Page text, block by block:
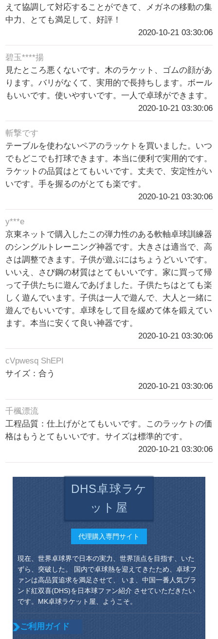
えて協調して対応することができて、メガネの移動の集
中力、とても満足して、好評！
2020-10-21 03:30:06
碧玉****揚
見たところ悪くないです。木のラケット、ゴムの顔があ
ります。バリがなくて、実用的で長持ちします。ボール
もいいです。使いやすいです。一人で卓球ができます。
2020-10-21 03:30:06
斬撃です
テーブルを使わないペアのラッケトを買いました。いつ
でもどこでも打球できます。本当に便利で実用的です。
ラケットの品質はとてもいいです。丈夫で、安定性がい
いです。手を握るのがとても楽です。
2020-10-21 03:30:06
y***e
京東ネットで購入したこの弾力性のある軟軸卓球訓練器
のシングルトレーニング神器です。大きさは適当で、高
さは調整できます。子供が遊ぶにはちょうどいいです。
いいえ、さび鋼の材質はとてもいいです。家に買って帰
って子供たちに遊んであげました。子供たちはとても楽
しく遊んでいます。子供は一人で遊んで、大人と一緒に
遊んでもいいです。卓球をして目を緩めて体を鍛えてい
ます。本当に安くて良い神器です。
2020-10-21 03:30:06
cVpwesq ShEPI
サイズ：合う
2020-10-21 03:30:06
千楓漂流
工程品質：仕上げがとてもいいです。このラッケトの価
格はもうとてもいいです。サイズは標準的です。
2020-10-21 03:30:06
DHS卓球ラケ
ット屋
代理購入専門サイト
現在、世界卓球界で日本の実力、世界頂点を目指す、いた
ずら、突破した。 国内で卓球熱を迎えてきたため、卓球フ
ァンは高品質追求を満足させて、 いま、中国一番人気ブラ
ンド紅双喜(DHS)を日本球ファン紹介 させていただきたい
です。MK卓球ラケット屋、ようこそ。
ご利用ガイド